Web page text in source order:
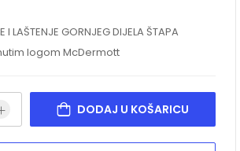
I LAŠTENJE GORNJEG DIJELA ŠTAPA
logom McDermott
DODAJ U KOŠARICU